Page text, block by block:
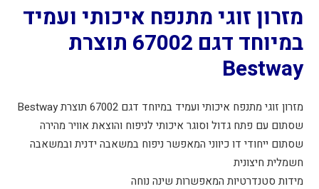
דגם
67002
תוצרת
Bestway
מזרון זוגי מתנפח איכותי ועמיד
במיוחד דגם 67002 תוצרת
Bestway
מזרון זוגי מתנפח איכותי ועמיד במיוחד דגם 67002 תוצרת Bestway
שסתום עם פתח גדול וסוגר איכותי לניפוח והוצאת אוויר מהירה
שסתום ייחודי דו כיווני המאפשר ניפוח במשאבה ידנית ובמשאבה
חשמלית חיצונית
מידות סטנדרטיות המאפשרות שינה נוחה